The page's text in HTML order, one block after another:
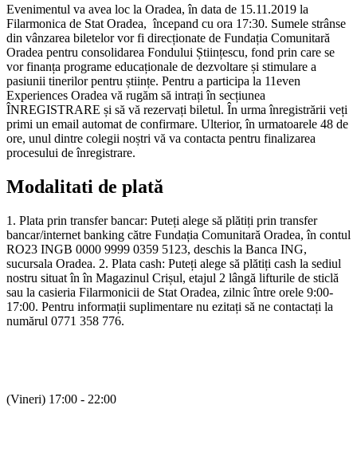
Evenimentul va avea loc la Oradea, în data de 15.11.2019 la
Filarmonica de Stat Oradea, începand cu ora 17:30. Sumele strânse
din vânzarea biletelor vor fi direcționate de Fundația Comunitară
Oradea pentru consolidarea Fondului Științescu, fond prin care se
vor finanța programe educaționale de dezvoltare și stimulare a
pasiunii tinerilor pentru științe. Pentru a participa la 11even
Experiences Oradea vă rugăm să intrați în secțiunea
ÎNREGISTRARE și să vă rezervați biletul. În urma înregistrării veți
primi un email automat de confirmare. Ulterior, în urmatoarele 48 de
ore, unul dintre colegii noștri vă va contacta pentru finalizarea
procesului de înregistrare.
Modalitati de plată
1. Plata prin transfer bancar: Puteți alege să plătiți prin transfer
bancar/internet banking către Fundația Comunitară Oradea, în contul
RO23 INGB 0000 9999 0359 5123, deschis la Banca ING,
sucursala Oradea. 2. Plata cash: Puteți alege să plătiți cash la sediul
nostru situat în în Magazinul Crișul, etajul 2 lângă lifturile de sticlă
sau la casieria Filarmonicii de Stat Oradea, zilnic între orele 9:00-
17:00. Pentru informații suplimentare nu ezitați să ne contactați la
numărul 0771 358 776.
(Vineri) 17:00 - 22:00